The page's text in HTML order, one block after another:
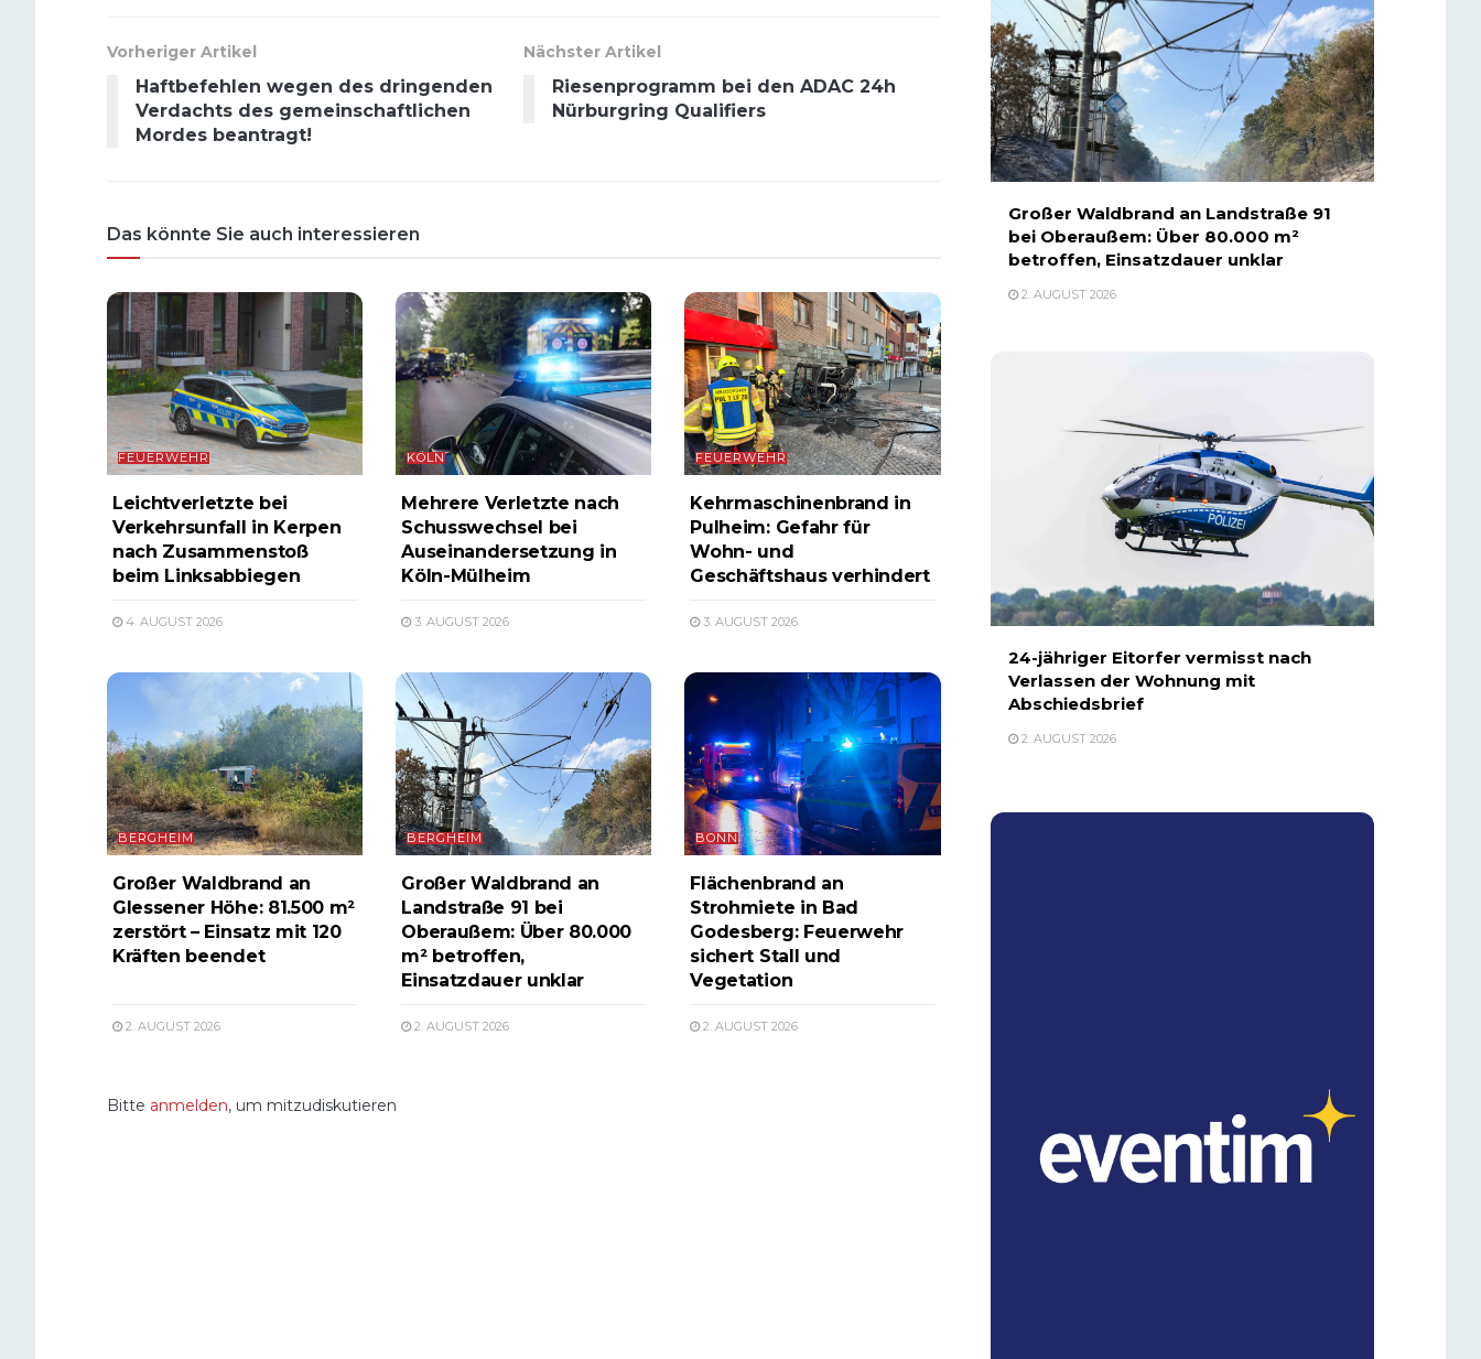
Vorheriger Artikel
Haftbefehlen wegen des dringenden
Verdachts des gemeinschaftlichen
Mordes beantragt!
Nächster Artikel
Riesenprogramm bei den ADAC 24h
Nürburgring Qualifiers
Das könnte Sie auch interessieren
FEUERWEHR
Leichtverletzte bei
Verkehrsunfall in Kerpen
nach Zusammenstoß
beim Linksabbiegen
4. AUGUST 2026
KÖLN
Mehrere Verletzte nach
Schusswechsel bei
Auseinandersetzung in
Köln-Mülheim
3. AUGUST 2026
FEUERWEHR
Kehrmaschinenbrand in
Pulheim: Gefahr für
Wohn- und
Geschäftshaus verhindert
3. AUGUST 2026
BERGHEIM
Großer Waldbrand an
Glessener Höhe: 81.500 m²
zerstört – Einsatz mit 120
Kräften beendet
2. AUGUST 2026
BERGHEIM
Großer Waldbrand an
Landstraße 91 bei
Oberaußem: Über 80.000
m² betroffen,
Einsatzdauer unklar
2. AUGUST 2026
BONN
Flächenbrand an
Strohmiete in Bad
Godesberg: Feuerwehr
sichert Stall und
Vegetation
2. AUGUST 2026
Bitte anmelden, um mitzudiskutieren
Großer Waldbrand an Landstraße 91
bei Oberaußem: Über 80.000 m²
betroffen, Einsatzdauer unklar
2. AUGUST 2026
24-jähriger Eitorfer vermisst nach
Verlassen der Wohnung mit
Abschiedsbrief
2. AUGUST 2026